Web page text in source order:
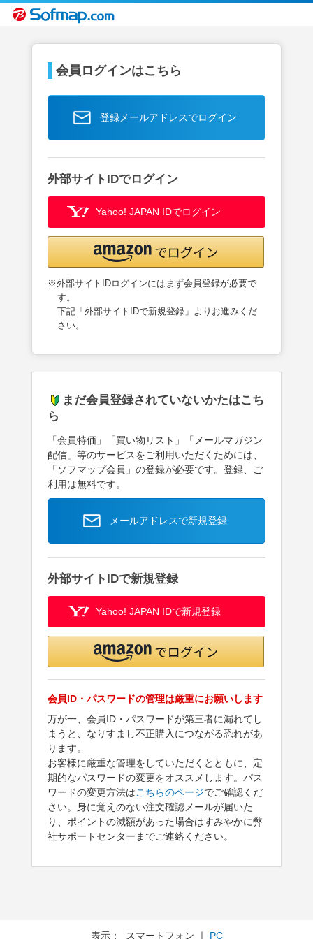
会員ログインはこちら
登録メールアドレスでログイン
外部サイトIDでログイン
Yahoo! JAPAN IDでログイン
※外部サイトIDログインにはまず会員登録が必要で
す。
下記「外部サイトIDで新規登録」よりお進みくだ
さい。
まだ会員登録されていないかたはこち
ら
「会員特価」「買い物リスト」「メールマガジン
配信」等のサービスをご利用いただくためには、
「ソフマップ会員」の登録が必要です。登録、ご
利用は無料です。
メールアドレスで新規登録
外部サイトIDで新規登録
Yahoo! JAPAN IDで新規登録
会員ID・パスワードの管理は厳重にお願いします
万が一、会員ID・パスワードが第三者に漏れてし
まうと、なりすまし不正購入につながる恐れがあ
ります。
お客様に厳重な管理をしていただくとともに、定
期的なパスワードの変更をオススメします。パス
ワードの変更方法はこちらのページでご確認くだ
さい。身に覚えのない注文確認メールが届いた
り、ポイントの減額があった場合はすみやかに弊
社サポートセンターまでご連絡ください。
表示： スマートフォン ｜ PC